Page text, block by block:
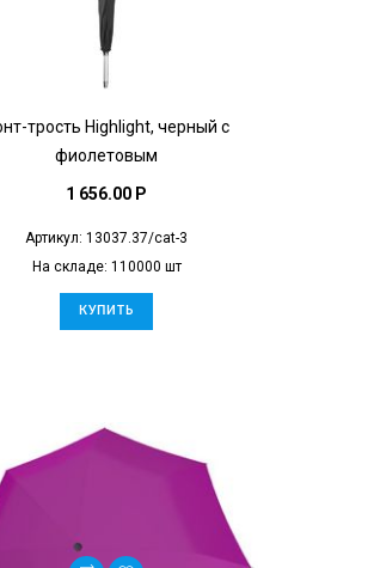
трость Highlight, черный с
фиолетовым
1 656.00 P
Артикул: 13037.37/cat-3
На складе: 110000 шт
КУПИТЬ